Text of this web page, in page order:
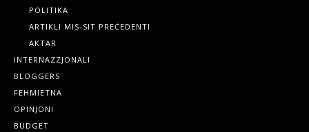
POLITIKA
ARTIKLI MIS-SIT PREĊEDENTI
AKTAR
INTERNAZZJONALI
BLOGGERS
FEHMIETNA
OPINJONI
BUDGET